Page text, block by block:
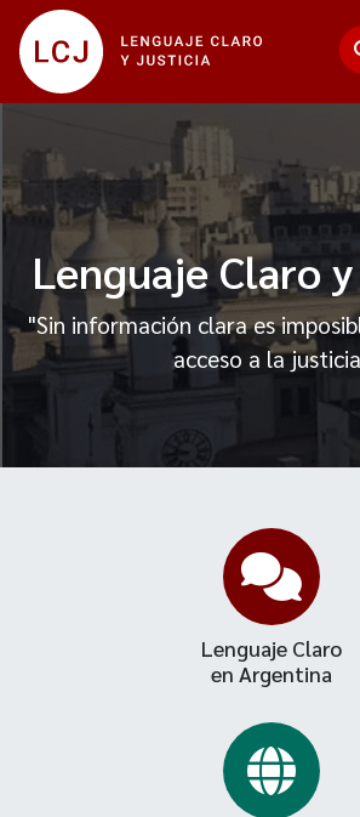
Lenguaje Claro
"Sin información clara es
acceso a la
Lenguaje Claro
en Argentina